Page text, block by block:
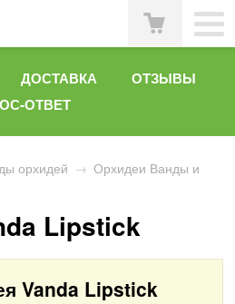
ДОСТАВКА
ОТЗЫВЫ
ОТВЕТ
орхидей → Орхидеи Ванды и
Lipstick
Vanda Lipstick